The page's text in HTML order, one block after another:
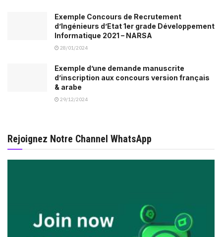
Exemple Concours de Recrutement
d’Ingénieurs d’Etat 1er grade Développement
Informatique 2021 – NARSA
28/01/2024
Exemple d’une demande manuscrite
d’inscription aux concours version français
& arabe
29/12/2024
Rejoignez Notre Channel WhatsApp